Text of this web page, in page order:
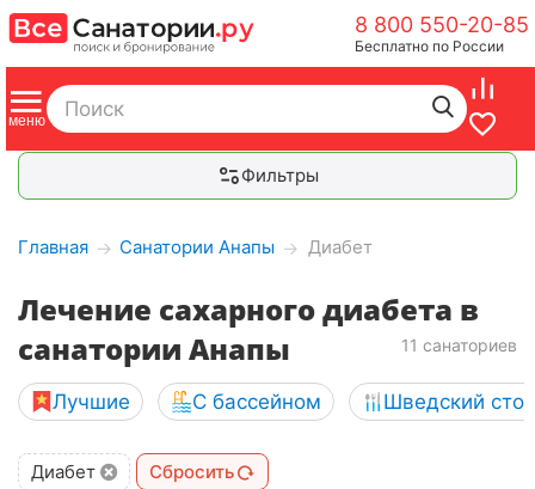
8 800 550-20-85
Бесплатно по России
Фильтры
Главная → Санатории Анапы → Диабет
Лечение сахарного диабета в
санатории Анапы
11 санаториев
Лучшие С бассейном Шведский стол
Диабет Сбросить